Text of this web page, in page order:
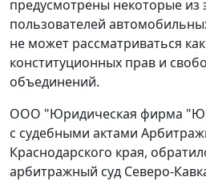
предусмотрены некоторые из
пользователей
не может рассматриваться
конституционных прав и
объединений.
ООО "Юридическая фирма
с судебными актами
Краснодарского края,
арбитражный суд Северо-